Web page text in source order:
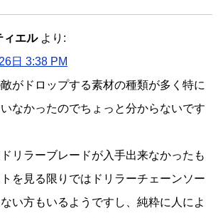
ィエル より:
日 3:38 PM
がドロップする素材の種類が多く特に
なかったのでちょっと分からないです
リラーブレードが入手出来なかったも
を見る限りではドリラーチェーンソー
い方もいるようですし、純粋に人によ